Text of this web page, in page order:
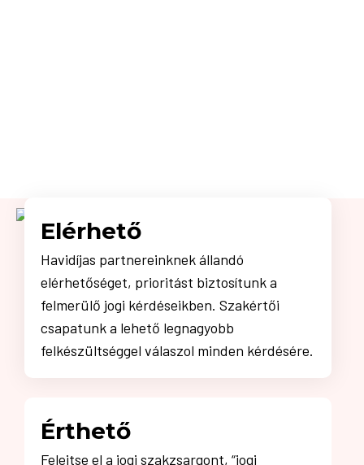
Elérhető
Havidíjas partnereinknek állandó
elérhetőséget, prioritást biztosítunk a
felmerülő jogi kérdéseikben. Szakértői
csapatunk a lehető legnagyobb
felkészültséggel válaszol minden kérdésére.
Érthető
Felejtse el a jogi szakzsargont, “jogi